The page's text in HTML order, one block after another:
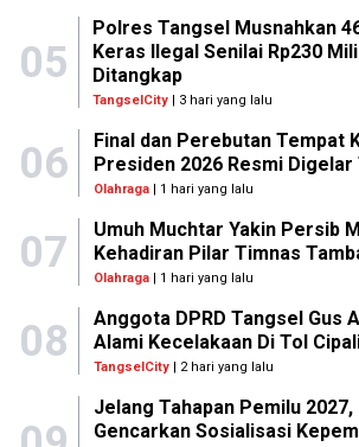
05
Polres Tangsel Musnahkan
Keras Ilegal Senilai Rp230
Ditangkap
TangselCity | 3 hari yang lalu
06
Final dan Perebutan Tempat
Presiden 2026 Resmi
Olahraga| 1 hari yang lalu
07
Umuh Muchtar Yakin Persib
Kehadiran Pilar Timnas
Olahraga| 1 hari yang lalu
08
Anggota DPRD Tangsel Gus
Alami Kecelakaan Di Tol
TangselCity| 2 hari yang lalu
Jelang Tahapan Pemilu 2027,
Gencarkan Sosialisasi